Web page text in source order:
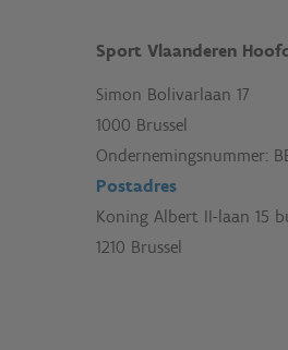
Sport Vlaanderen
Simon Bolivarlaan 17
1000 Brussel
Ondernemingsnummer:
Postadres
Koning Albert II-laan 15
1210 Brussel